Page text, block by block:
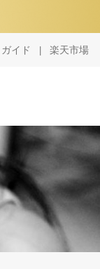
ガイド | 楽天市場